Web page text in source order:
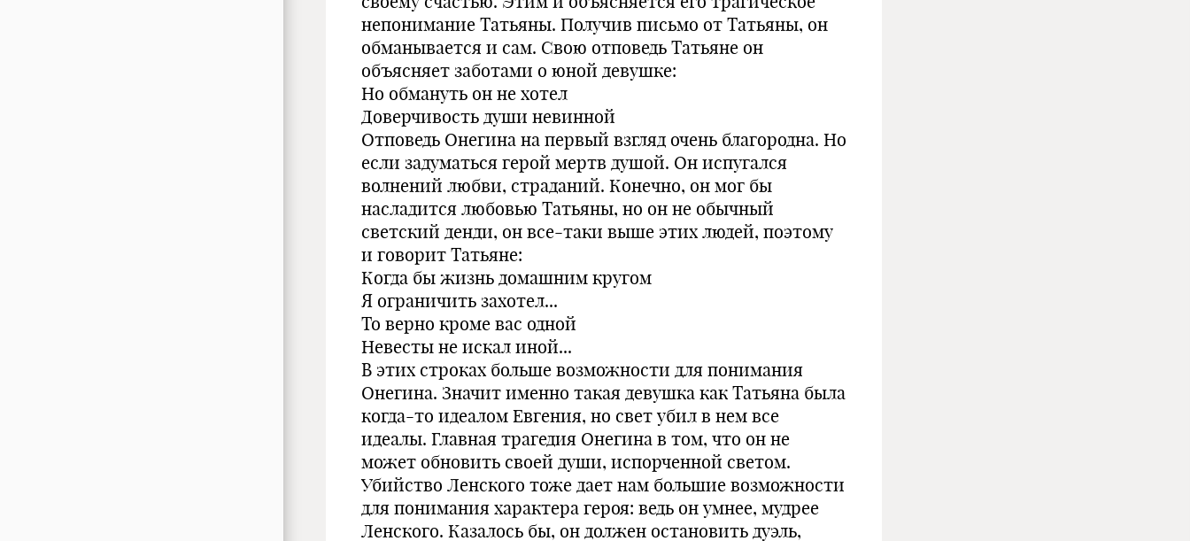
непонимание Татьяны. Получив письмо от Татьяны, он
обманывается и сам. Свою отповедь Татьяне он
объясняет заботами о юной девушке:
Но обмануть он не хотел
Доверчивость души невинной
Отповедь Онегина на первый взгляд очень благородна. Но
если задуматься герой мертв душой. Он испугался
волнений любви, страданий. Конечно, он мог бы
насладится любовью Татьяны, но он не обычный
светский денди, он все-таки выше этих людей, поэтому
и говорит Татьяне:
Когда бы жизнь домашним кругом
Я ограничить захотел...
То верно кроме вас одной
Невесты не искал иной...
В этих строках больше возможности для понимания
Онегина. Значит именно такая девушка как Татьяна была
когда-то идеалом Евгения, но свет убил в нем все
идеалы. Главная трагедия Онегина в том, что он не
может обновить своей души, испорченной светом.
Убийство Ленского тоже дает нам большие возможности
для понимания характера героя: ведь он умнее, мудрее
Ленского. Казалось бы, он должен остановить дуэль,